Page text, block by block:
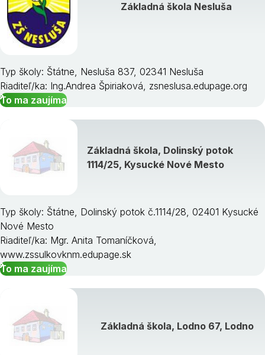
Základná škola Nesluša
Typ školy: Štátne, Nesluša 837, 02341 Nesluša
Riaditeľ/ka: Ing.Andrea Špiriaková, zsneslusa.edupage.org
To ma zaujíma
Základná škola, Dolinský potok
1114/25, Kysucké Nové Mesto
Typ školy: Štátne, Dolinský potok č.1114/28, 02401 Kysucké
Nové Mesto
Riaditeľ/ka: Mgr. Anita Tomaníčková,
www.zssulkovknm.edupage.sk
To ma zaujíma
Základná škola, Lodno 67, Lodno